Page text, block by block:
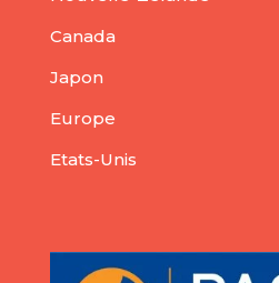
Canada
Japon
Europe
Etats-Unis